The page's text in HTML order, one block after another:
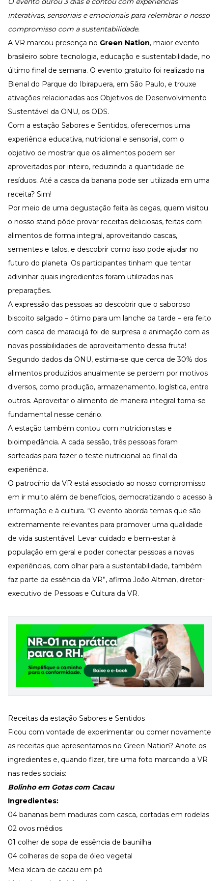
Desenvolva a sua equipe
Materiais Gratuitos
Materiais Gratuitos
Todos os Materiais Gratuitos
Confira nossos materiais
E-book
Aprofunde seu conhecimento
Ferramentas e Templates
Para agilizar o seu trabalho
Conteúdo prático e rápido
Kits
Lives
Newsletters
interativas, sensoriais e emocionais para relembrar o nosso
compromisso com a sustentabilidade.
A VR marcou presença no Green Nation, maior evento
brasileiro sobre tecnologia, educação e sustentabilidade, no
último final de semana. O evento gratuito foi realizado na
Bienal do Parque do Ibirapuera, em São Paulo, e trouxe
ativações relacionadas aos Objetivos de Desenvolvimento
Sustentável da ONU, os ODS.
Com a estação Sabores e Sentidos, oferecemos uma
experiência educativa, nutricional e sensorial, com o
objetivo de mostrar que os alimentos podem ser
aproveitados por inteiro, reduzindo a quantidade de
resíduos. Até a casca da banana pode ser utilizada em uma
receita? Sim!
Por meio de uma degustação feita às cegas, quem visitou
o nosso stand pôde provar receitas deliciosas, feitas com
alimentos de forma integral, aproveitando cascas,
sementes e talos, e descobrir como isso pode ajudar no
futuro do planeta. Os participantes tinham que tentar
adivinhar quais ingredientes foram utilizados nas
preparações.
A expressão das pessoas ao descobrir que o saboroso
biscoito salgado – ótimo para um lanche da tarde – era feito
com casca de maracujá foi de surpresa e animação com as
novas possibilidades de aproveitamento dessa fruta!
Segundo dados da ONU, estima-se que cerca de 30% dos
alimentos produzidos anualmente se perdem por motivos
diversos, como produção, armazenamento, logística, entre
outros. Aproveitar o alimento de maneira integral torna-se
fundamental nesse cenário.
A estação também contou com nutricionistas e
bioimpedância. A cada sessão, três pessoas foram
sorteadas para fazer o teste nutricional ao final da
experiência.
O patrocínio da VR está associado ao nosso compromisso
em ir muito além de benefícios, democratizando o acesso à
informação e à cultura. “O evento aborda temas que são
extremamente relevantes para promover uma qualidade
de vida sustentável. Levar cuidado e bem-estar à
população em geral e poder conectar pessoas a novas
experiências, com olhar para a sustentabilidade, também
faz parte da essência da VR”, afirma João Altman, diretor-
executivo de Pessoas e Cultura da VR.
Receitas da estação Sabores e Sentidos
Ficou com vontade de experimentar ou comer novamente
as receitas que apresentamos no Green Nation? Anote os
ingredientes e, quando fizer, tire uma foto marcando a VR
nas redes sociais:
Bolinho em Gotas com Cacau
Ingredientes:
04 bananas bem maduras com casca, cortadas em rodelas
02 ovos médios
01 colher de sopa de essência de baunilha
04 colheres de sopa de óleo vegetal
Meia xícara de cacau em pó